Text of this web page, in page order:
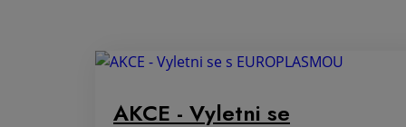
AKCE - Vyletni se